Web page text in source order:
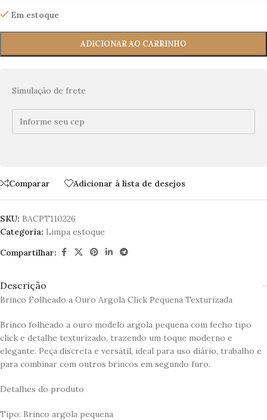
Em estoque
ADICIONAR AO CARRINHO
Simulação de frete
Comparar Adicionar à lista de desejos
SKU: BACPT110226
Categoria: Limpa estoque
Compartilhar:
Descrição
Brinco Folheado a Ouro Argola Click Pequena Texturizada
Brinco folheado a ouro modelo argola pequena com fecho tipo
click e detalhe texturizado, trazendo um toque moderno e
elegante. Peça discreta e versátil, ideal para uso diário, trabalho e
para combinar com outros brincos em segundo furo.
Detalhes do produto
Tipo: Brinco argola pequena